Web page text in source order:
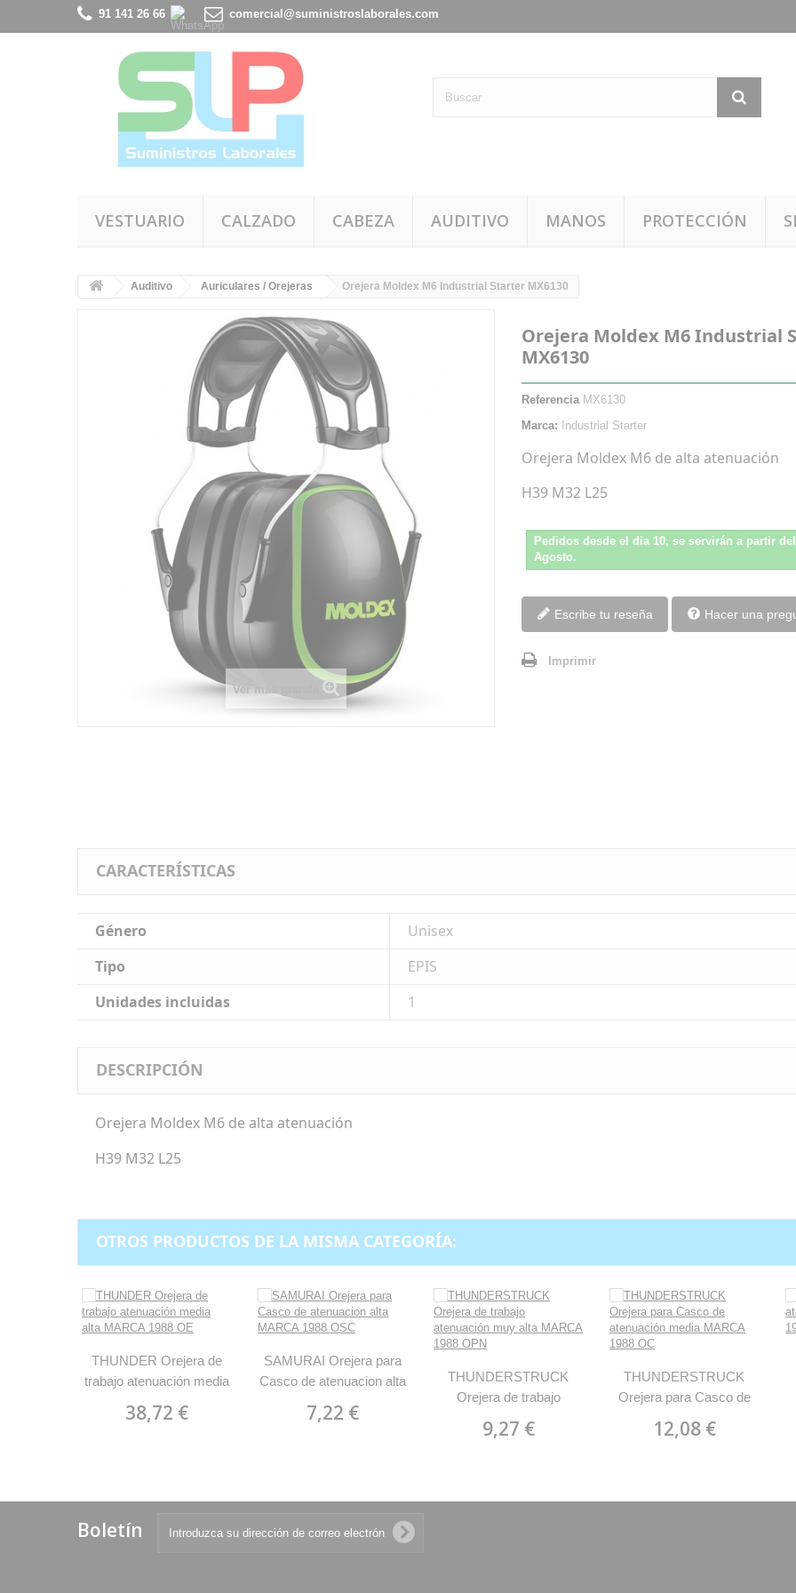
91 141 26 66 comercial@suministroslaborales.com
VESTUARIO CALZADO CABEZA AUDITIVO MANOS PROTECCIÓN
Auditivo Auriculares / Orejeras Orejera Moldex M6 Industrial Starter MX6130
Ver más grande
Orejera Moldex M6 Industrial
MX6130
Referencia MX6130
Marca:
Industrial Starter
Orejera Moldex M6 de alta atenuación
H39 M32 L25
Pedidos desde el dia 10, se servirán a partir
Agosto.
Escribe tu reseña Hacer una
Imprimir
CARACTERÍSTICAS
Género
Unisex
Tipo
EPIS
Unidades incluidas
1
DESCRIPCIÓN
Orejera Moldex M6 de alta atenuación
H39 M32 L25
OTROS PRODUCTOS DE LA MISMA CATEGORÍA:
THUNDER Orejera de
trabajo atenuación media
38,72 €
SAMURAI Orejera para
Casco de atenuacion alta
7,22 €
THUNDERSTRUCK
Orejera de trabajo
MARCA 1988 OPN
9,27 €
THUNDERSTRUCK
Orejera para Casco de
1988 OC
12,08 €
Boletín